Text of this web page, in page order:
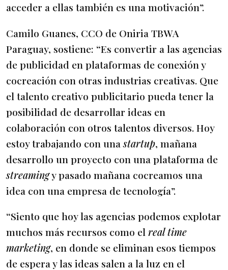
acceder a ellas también es una motivación”.
Camilo Guanes, CCO de Oniria TBWA
Paraguay, sostiene: “Es convertir a las agencias
de publicidad en plataformas de conexión y
cocreación con otras industrias creativas. Que
el talento creativo publicitario pueda tener la
posibilidad de desarrollar ideas en
colaboración con otros talentos diversos. Hoy
estoy trabajando con unastartup, mañana
desarrollo un proyecto con una plataforma de
streamingy pasado mañana cocreamos una
idea con una empresa de tecnología”.
“Siento que hoy las agencias podemos explotar
muchos más recursos como el real time
marketing, en donde se eliminan esos tiempos
de espera y las ideas salen a la luz en el